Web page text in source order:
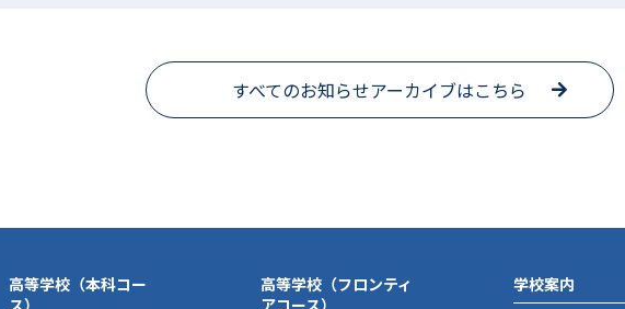
すべてのお知らせアーカイブはこちら
高等学校（本科コー
ス）
高等学校（フロンティ
アコース）
学校案内